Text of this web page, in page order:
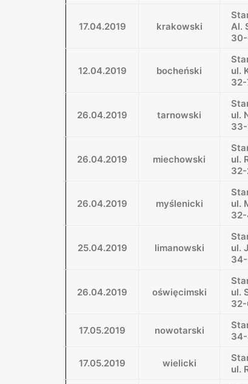
17.04.2019 krakowski
Al.
12.04.2019 bocheński
ul.
26.04.2019 tarnowski
ul.
26.04.2019 miechowski
ul.
26.04.2019 myślenicki
ul.
25.04.2019 limanowski
ul.
26.04.2019 oświęcimski
ul.
17.05.2019 nowotarski
17.05.2019 wielicki
ul.